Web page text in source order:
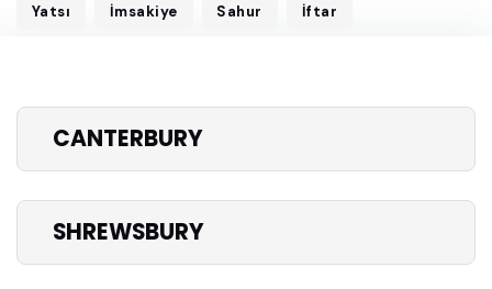
Yatsı İmsakiye Sahur İftar
CANTERBURY
SHREWSBURY